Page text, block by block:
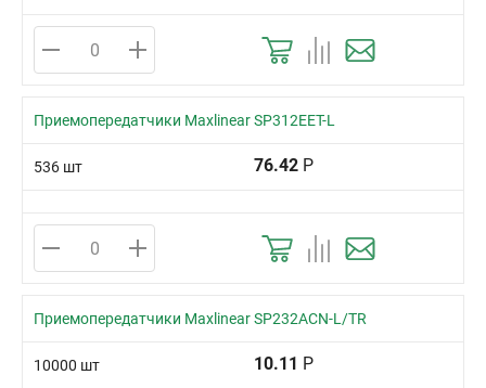
Приемопередатчики Maxlinear SP312EET-L
536 шт 76.42 Р
Приемопередатчики Maxlinear SP232ACN-L/TR
10000 шт 10.11 Р